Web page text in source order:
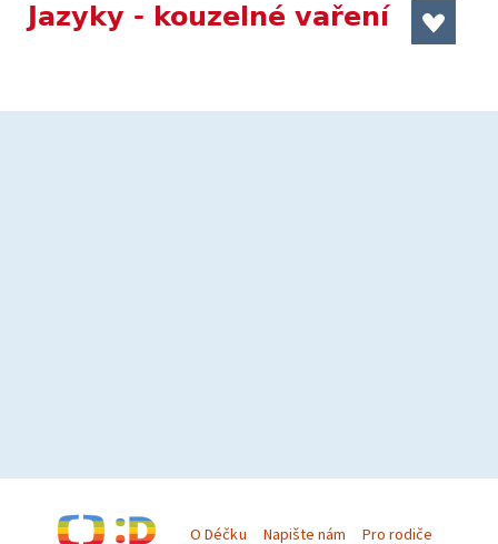
Jazyky - kouzelné vaření
O Déčku Napište nám Pro rodiče